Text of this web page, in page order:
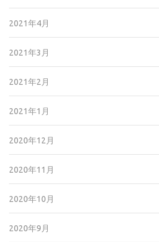
2021年4月
2021年3月
2021年2月
2021年1月
2020年12月
2020年11月
2020年10月
2020年9月